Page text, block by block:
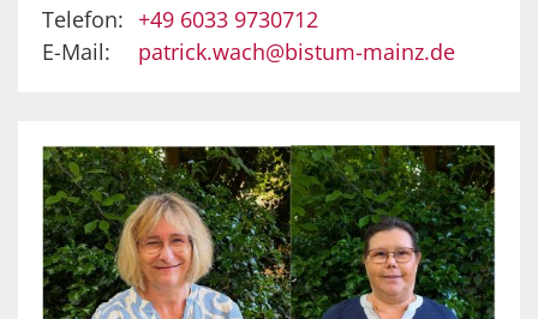
Telefon: +49 6033 9730712
E-Mail:
patrick.wach@bistum-mainz.de